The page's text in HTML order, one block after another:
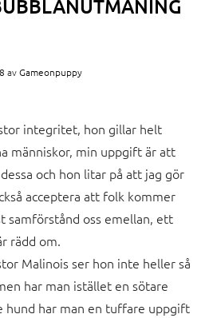
avGameonpuppy
integritet, hon gillar helt
människor, min uppgift är att
och hon litar på att jag gör
acceptera att folk kommer
samförstånd oss emellan, ett
rädd om.
Malinois ser hon inte heller så
har man istället en sötare
hund har man en tuffare uppgift